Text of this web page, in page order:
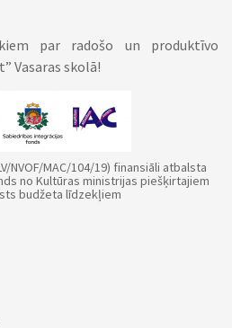
par radošo un produktīvo
Vasaras skolā!
NVOF/MAC/104/19) finansiāli atbalsta
no Kultūras ministrijas piešķirtajiem
budžeta līdzekļiem